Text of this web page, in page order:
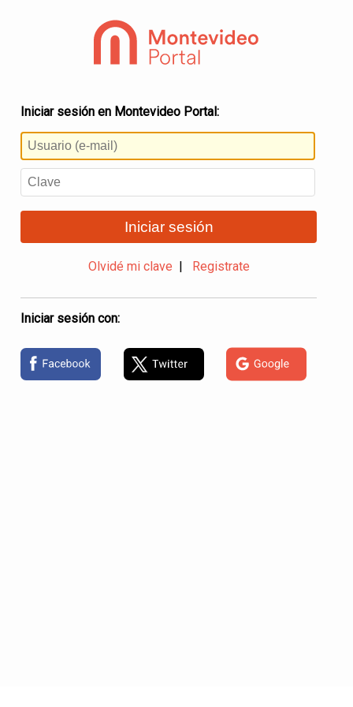
Iniciar sesión en Montevideo Portal:
Iniciar sesión
Olvidé mi clave Registrate
Iniciar sesión con: